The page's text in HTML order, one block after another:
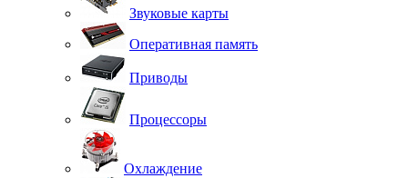
Звуковые карты
Оперативная память
Приводы
Процессоры
Охлаждение